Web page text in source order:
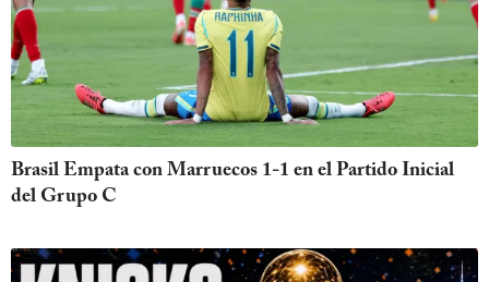
Brasil Empata con Marruecos 1-1 en el Partido Inicial
del Grupo C